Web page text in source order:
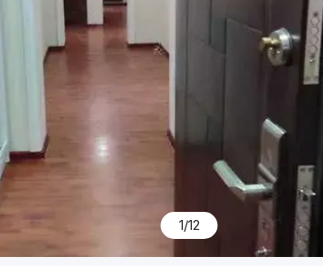
1/12